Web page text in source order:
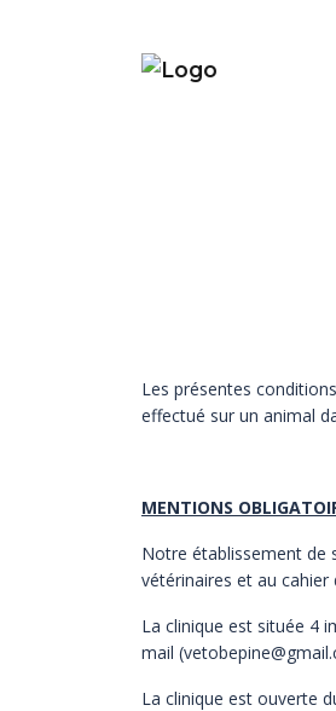
Les présentes
effectué sur un animal
MENTIONS
Notre établissement de
vétérinaires et au cahier
La clinique est située 4
mail
La clinique est ouverte